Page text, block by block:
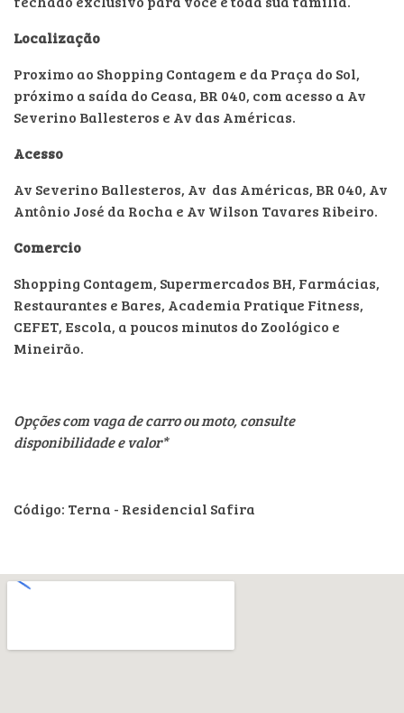
Localização
Proximo ao Shopping Contagem e da Praça do Sol,
próximo a saída do Ceasa, BR 040, com acesso a Av
Severino Ballesteros e Av das Américas.
Acesso
Av Severino Ballesteros, Av das Américas, BR 040, Av
Antônio José da Rocha e Av Wilson Tavares Ribeiro.
Comercio
Shopping Contagem, Supermercados BH, Farmácias,
Restaurantes e Bares, Academia Pratique Fitness,
CEFET, Escola, a poucos minutos do Zoológico e
Mineirão.
Opções com vaga de carro ou moto, consulte
disponibilidade e valor*
Código: Terna - Residencial Safira